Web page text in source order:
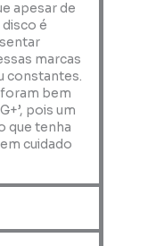
apesar de
é
marcas
constantes.
bem
pois um
que tenha
cuidado